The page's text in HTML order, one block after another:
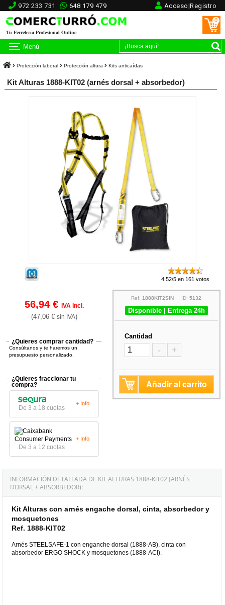
972 233 731 648 179 479 Acceso|Registro
Tu Ferretería Profesional Online
0
Menú
Protección laboral Protección altura Kits anticaídas
Kit Alturas 1888-KIT02 (arnés dorsal + absorbedor)
4.52/5 en 161 votos
56,94 € IVA incl.
(47,06 € sin IVA)
¿Quieres comprar cantidad?
Consúltanos y te haremos un
presupuesto personalizado.
¿Quieres fraccionar tu
compra?
De 3 a 18 cuotas
+ Info
De 3 a 12 cuotas
+ Info
Ref:1888KIT2SIN ID:5132
Disponible | Entrega 24h
Cantidad
- +
Añadir al carrito
INFORMACIÓN DETALLADA DE KIT ALTURAS 1888-KIT02 (ARNÉS
DORSAL + ABSORBEDOR):
Kit Alturas con arnés engache dorsal, cinta, absorbedor y
mosquetones
Ref. 1888-KIT02
Arnés STEELSAFE-1 con enganche dorsal (1888-AB), cinta con
absorbedor ERGO SHOCK y mosquetones (1888-ACI).